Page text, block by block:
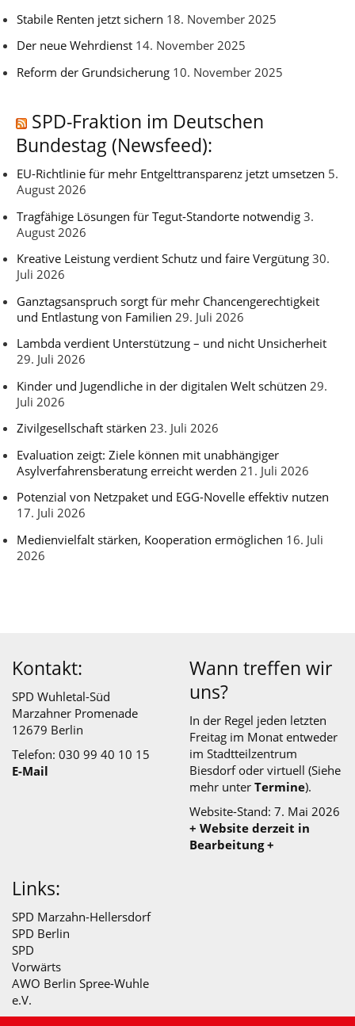
Stabile Renten jetzt sichern 18. November 2025
Der neue Wehrdienst 14. November 2025
Reform der Grundsicherung 10. November 2025
SPD-Fraktion im Deutschen
Bundestag (Newsfeed):
EU-Richtlinie für mehr Entgelttransparenz jetzt umsetzen 5.
August 2026
Tragfähige Lösungen für Tegut-Standorte notwendig 3.
August 2026
Kreative Leistung verdient Schutz und faire Vergütung 30.
Juli 2026
Ganztagsanspruch sorgt für mehr Chancengerechtigkeit
und Entlastung von Familien 29. Juli 2026
Lambda verdient Unterstützung – und nicht Unsicherheit
29. Juli 2026
Kinder und Jugendliche in der digitalen Welt schützen 29.
Juli 2026
Zivilgesellschaft stärken 23. Juli 2026
Evaluation zeigt: Ziele können mit unabhängiger
Asylverfahrensberatung erreicht werden 21. Juli 2026
Potenzial von Netzpaket und EGG-Novelle effektiv nutzen
17. Juli 2026
Medienvielfalt stärken, Kooperation ermöglichen 16. Juli
2026
Kontakt:
SPD Wuhletal-Süd
Marzahner Promenade
12679 Berlin
Telefon: 030 99 40 10 15
E-Mail
Wann treffen wir
uns?
In der Regel jeden letzten
Freitag im Monat entweder
im Stadtteilzentrum
Biesdorfoder virtuell (Siehe
mehr unter Termine).
Website-Stand: 7. Mai 2026
+ Website derzeit in
Bearbeitung +
Links:
SPD Marzahn-Hellersdorf
SPD Berlin
SPD
Vorwärts
AWO Berlin Spree-Wuhle
e.V.